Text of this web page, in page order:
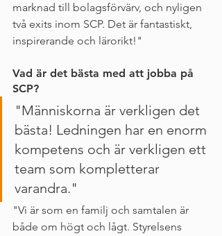
marknad till bolagsförvärv, och nyligen
två exits inom SCP. Det är fantastiskt,
inspirerande och lärorikt!"
Vad är det bästa med att jobba på
SCP?
"Människorna är verkligen det
bästa! Ledningen har en enorm
kompetens och är verkligen ett
team som kompletterar
varandra."
"Vi är som en familj och samtalen är
både om högt och lågt. Styrelsens